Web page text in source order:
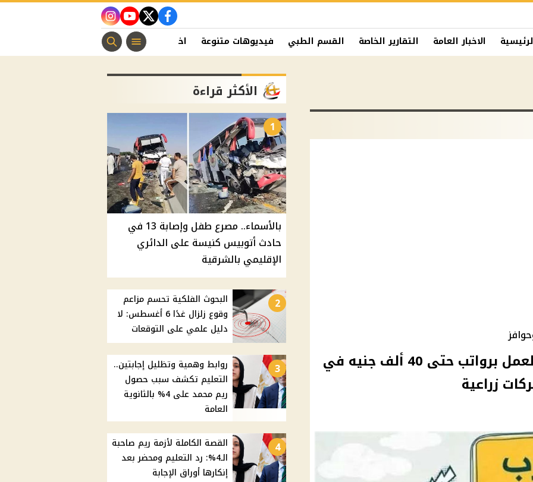
facebook
twitter
youtube
instagram
الاخبار العامة التقارير الخاصة القسم الطبي فيديوهات متنوعة اخبار الفن منوعات مسيحية
وظائف جديدة من وزارة العمل برواتب حتى 40 ألف جنيه في
زراعية
الأكثر قراءة
1
بالأسماء.. مصرع طفل وإصابة 13 في
حادث أتوبيس كنيسة على الدائري
الإقليمي بالشرقية
2
البحوث الفلكية تحسم مزاعم
وقوع زلزال غدًا 6 أغسطس: لا
دليل علمي على التوقعات
3
روابط وهمية وتظليل إجابتين..
التعليم تكشف سبب حصول
ريم محمد على 4% بالثانوية
العامة
4
القصة الكاملة لأزمة ريم صاحبة
الـ4%: رد التعليم ومحضر بعد
إنكارها أوراق الإجابة